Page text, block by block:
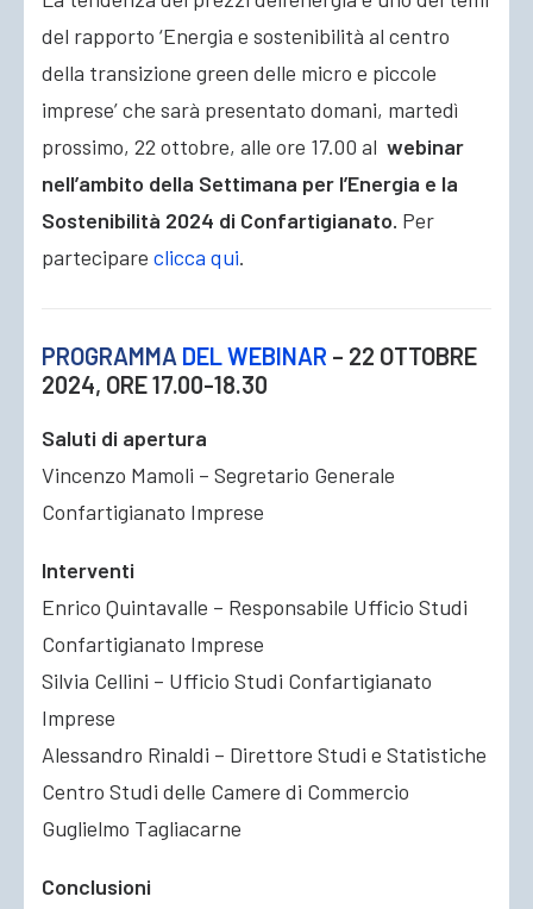
del rapporto ‘Energia e sostenibilità al centro
della transizione green delle micro e piccole
imprese’ che sarà presentato domani, martedì
prossimo, 22 ottobre, alle ore 17.00 al webinar
nell’ambito della Settimana per l’Energia e la
Sostenibilità 2024 di Confartigianato. Per
partecipare clicca qui.
PROGRAMMA DEL WEBINAR – 22 OTTOBRE
2024, ORE 17.00-18.30
Saluti di apertura
Vincenzo Mamoli – Segretario Generale
Confartigianato Imprese
Interventi
Enrico Quintavalle – Responsabile Ufficio Studi
Confartigianato Imprese
Silvia Cellini – Ufficio Studi Confartigianato
Imprese
Alessandro Rinaldi – Direttore Studi e Statistiche
Centro Studi delle Camere di Commercio
Guglielmo Tagliacarne
Conclusioni